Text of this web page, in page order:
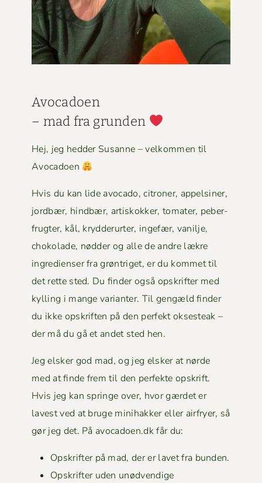
Avo­ca­doen
– mad fra grun­den
Hej, jeg hed­der Susanne – velkom­men til
Avocadoen
Hvis du kan lide avo­ca­do, cit­roner, appelsin­er,
jord­bær, hind­bær, artiskokker, tomater, peber­
frugter, kål, kry­d­derurter, inge­fær, vanil­je,
choko­lade, nød­der og alle de andre lækre
ingre­di­enser fra grøn­triget, er du kom­met til
det rette sted. Du find­er også opskrifter med
kylling i mange vari­anter. Til gengæld find­er
du ikke opskriften på den per­fekt okses­teak –
der må du gå et andet sted hen.
Jeg elsker god mad, og jeg elsker at nørde
med at finde frem til den per­fek­te opskrift.
Hvis jeg kan springe over, hvor gærdet er
lavest ved at bruge mini­hakker eller air­fry­er, så
gør jeg det. På avocadoen.dk får du:
Opskrifter på mad, der er lavet fra bunden.
Opskrifter uden unød­vendi­ge